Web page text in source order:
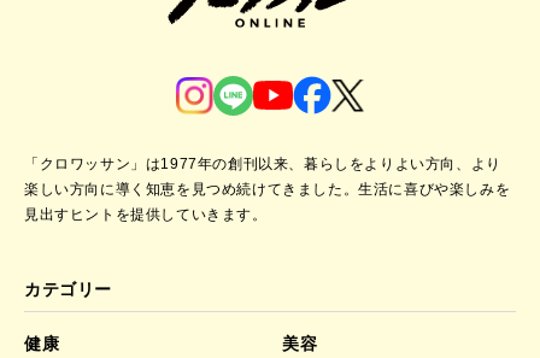
「クロワッサン」は1977年の創刊以来、暮らしをよりよい方向、より
楽しい方向に導く知恵を見つめ続けてきました。生活に喜びや楽しみを
見出すヒントを提供していきます。
カテゴリー
健康
美容